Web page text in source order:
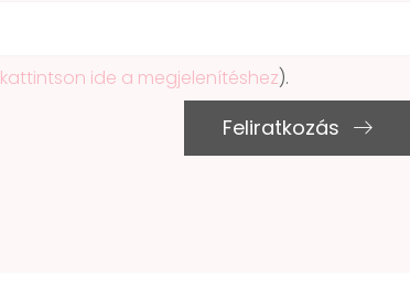
kattintson ide a megjelenítéshez).
Feliratkozás